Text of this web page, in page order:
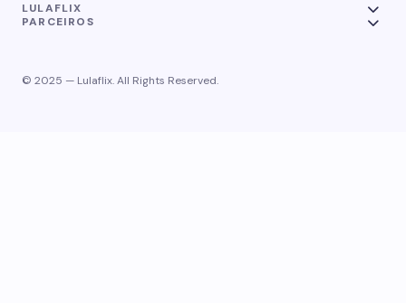
LULAFLIX
PARCEIROS
© 2025 — Lulaflix. All Rights Reserved.